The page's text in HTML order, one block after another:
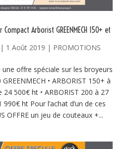
Arborist GREENMECH 150+ et
1 Août 2019 | PROMOTIONS
offre spéciale sur les broyeurs
• ARBORIST 150+ à
500€ ht • ARBORIST 200 à 27
ht Pour l’achat d’un de ces
OFFRE un jeu de couteaux +...